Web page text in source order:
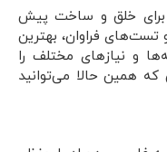
برای خلق و ساخت پیش
فراوان، بهترین
و نیازهای مختلف را
که همین حالا می‌توانید